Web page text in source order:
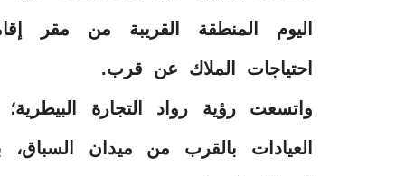
اليوم المنطقة القريبة من مقر
احتياجات الملاك عن قرب.
واتسعت رؤية رواد التجارة
العيادات بالقرب من ميدان